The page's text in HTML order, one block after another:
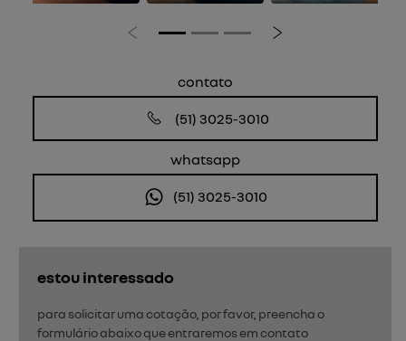
estou interessado
para solicitar uma cotação, por favor, preencha o
formulário abaixo que entraremos em contato
Anterior Próximo
contato
(51) 3025-3010
whatsapp
(51) 3025-3010